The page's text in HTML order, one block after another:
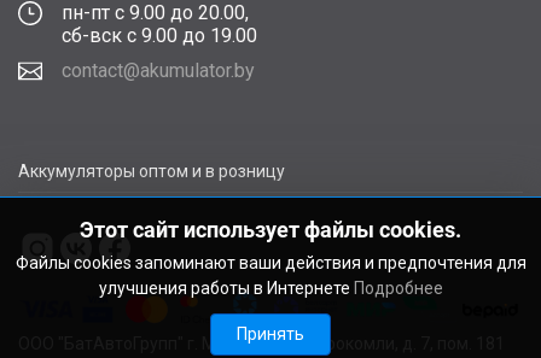
пн-пт с 9.00 до 20.00,
сб-вск с 9.00 до 19.00
contact@akumulator.by
Аккумуляторы оптом и в розницу
ООО "БатАвтоГрупп" г. Минск, ул. В. Сырокомли, д. 7, пом. 181
Этот сайт использует файлы cookies.
Файлы cookies запоминают ваши действия и предпочтения для
улучшения работы в Интернете Подробнее
Принять